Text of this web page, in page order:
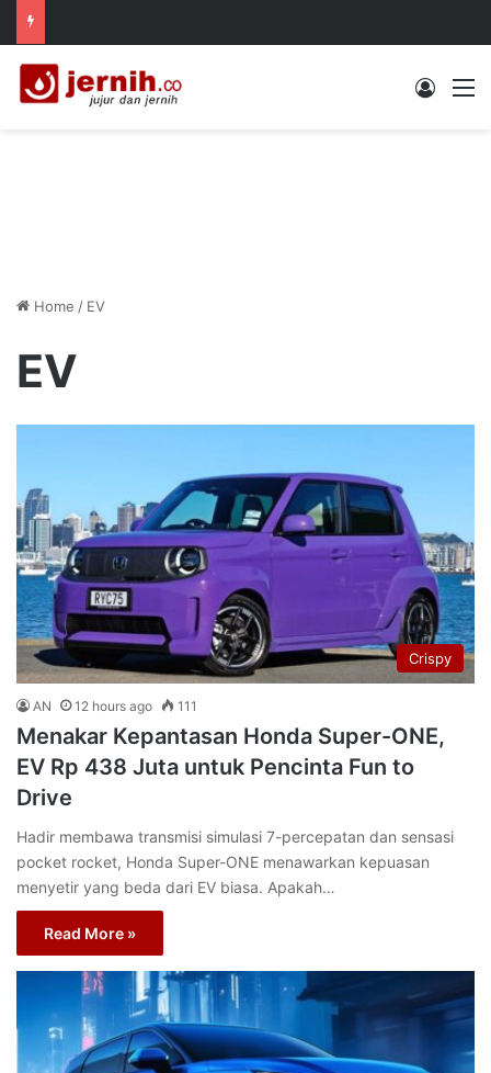
Log In
Home / EV
EV
Crispy
AN 12 hours ago 111
Menakar Kepantasan Honda Super-ONE,
EV Rp 438 Juta untuk Pencinta Fun to
Drive
Hadir membawa transmisi simulasi 7-percepatan dan sensasi
pocket rocket, Honda Super-ONE menawarkan kepuasan
menyetir yang beda dari EV biasa. Apakah…
Read More »